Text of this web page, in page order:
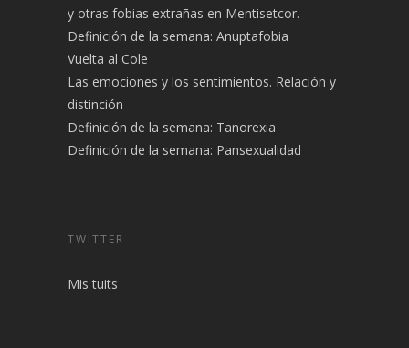
y otras fobias extrañas en Mentisetcor.
Definición de la semana: Anuptafobia
Vuelta al Cole
Las emociones y los sentimientos. Relación y
distinción
Definición de la semana: Tanorexia
Definición de la semana: Pansexualidad
TWITTER
Mis tuits